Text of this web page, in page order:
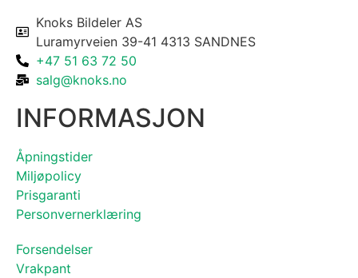
Knoks Bildeler AS
Luramyrveien 39-41 4313 SANDNES
+47 51 63 72 50
salg@knoks.no
INFORMASJON
Åpningstider
Miljøpolicy
Prisgaranti
Personvernerklæring
Forsendelser
Vrakpant